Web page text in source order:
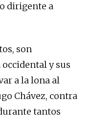
dirigente a
son
y sus
a la lona al
Chávez, contra
tantos